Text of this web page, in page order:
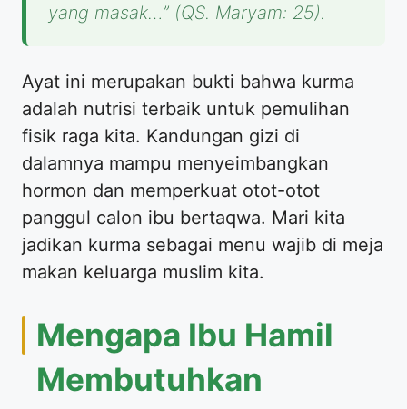
yang masak…” (QS. Maryam: 25).
Ayat ini merupakan bukti bahwa kurma
adalah nutrisi terbaik untuk pemulihan
fisik raga kita. Kandungan gizi di
dalamnya mampu menyeimbangkan
hormon dan memperkuat otot-otot
panggul calon ibu bertaqwa. Mari kita
jadikan kurma sebagai menu wajib di meja
makan keluarga muslim kita.
Mengapa Ibu Hamil
Membutuhkan